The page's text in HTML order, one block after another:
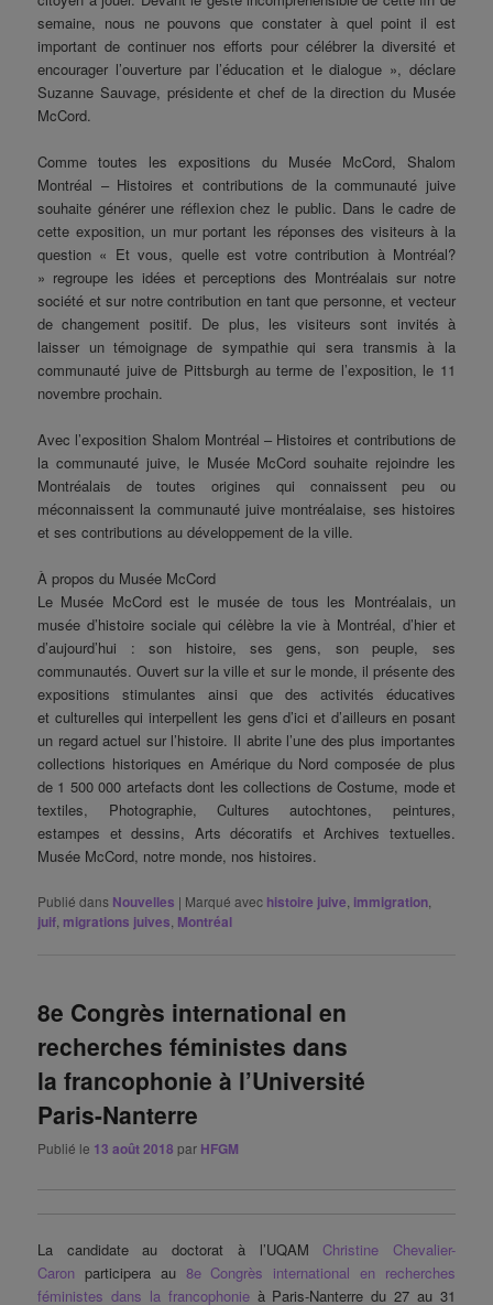
semaine, nous ne pouvons que constater à quel point il est
important de continuer nos efforts pour célébrer la diversité et
encourager l’ouverture par l’éducation et le dialogue », déclare
Suzanne Sauvage, présidente et chef de la direction du Musée
McCord.
Comme toutes les expositions du Musée McCord, Shalom
Montréal – Histoires et contributions de la communauté juive
souhaite générer une réflexion chez le public. Dans le cadre de
cette exposition, un mur portant les réponses des visiteurs à la
question « Et vous, quelle est votre contribution à Montréal?
» regroupe les idées et perceptions des Montréalais sur notre
société et sur notre contribution en tant que personne, et vecteur
de changement positif. De plus, les visiteurs sont invités à
laisser un témoignage de sympathie qui sera transmis à la
communauté juive de Pittsburgh au terme de l’exposition, le 11
novembre prochain.
Avec l’exposition Shalom Montréal – Histoires et contributions de
la communauté juive, le Musée McCord souhaite rejoindre les
Montréalais de toutes origines qui connaissent peu ou
méconnaissent la communauté juive montréalaise, ses histoires
et ses contributions au développement de la ville.
À propos du Musée McCord
Le Musée McCord est le musée de tous les Montréalais, un
musée d’histoire sociale qui célèbre la vie à Montréal, d’hier et
d’aujourd’hui : son histoire, ses gens, son peuple, ses
communautés. Ouvert sur la ville et sur le monde, il présente des
expositions stimulantes ainsi que des activités éducatives
et culturelles qui interpellent les gens d’ici et d’ailleurs en posant
un regard actuel sur l’histoire. Il abrite l’une des plus importantes
collections historiques en Amérique du Nord composée de plus
de 1 500 000 artefacts dont les collections de Costume, mode et
textiles, Photographie, Cultures autochtones, peintures,
estampes et dessins, Arts décoratifs et Archives textuelles.
Musée McCord, notre monde, nos histoires.
Publié dans Nouvelles | Marqué avec histoire juive immigration
juif migrations juives Montréal
8e Congrès international en
recherches féministes dans
la francophonie à l’Université
Paris-Nanterre
Publié le 13 août 2018 par HFGM
La candidate au doctorat à l’UQAMChristine Chevalier-
Caron participera au 8e Congrès international en recherches
féministes dans la francophonieà Paris-Nanterre du 27 au 31